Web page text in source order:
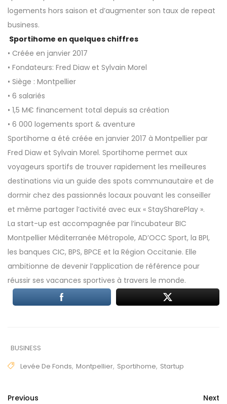
logements hors saison et d’augmenter son taux de repeat
business.
Sportihome en quelques chiffres
• Créée en janvier 2017
• Fondateurs: Fred Diaw et Sylvain Morel
• Siège : Montpellier
• 6 salariés
• 1,5 M€ financement total depuis sa création
• 6 000 logements sport & aventure
Sportihome a été créée en janvier 2017 à Montpellier par
Fred Diaw et Sylvain Morel. Sportihome permet aux
voyageurs sportifs de trouver rapidement les meilleures
destinations via un guide des spots communautaire et de
dormir chez des passionnés locaux pouvant les conseiller
et même partager l’activité avec eux « StaySharePlay ».
La start-up est accompagnée par l’incubateur BIC
Montpellier Méditerranée Métropole, AD’OCC Sport, la BPI,
les banques CIC, BPS, BPCE et la Région Occitanie. Elle
ambitionne de devenir l’application de référence pour
réussir ses vacances sportives à travers le monde.
BUSINESS
Levée De Fonds, Montpellier, Sportihome, Startup
Previous Next